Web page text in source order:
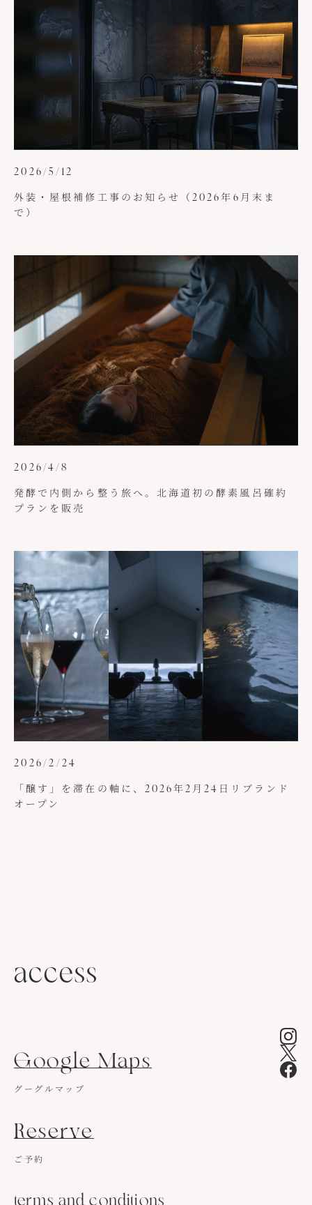
2026/5/12
外装・屋根補修工事のお知らせ（2026年6月末ま
で）
2026/4/8
発酵で内側から整う旅へ。北海道初の酵素風呂確約
プランを販売
2026/2/24
「醸す」を滞在の軸に、2026年2月24日リブランド
オープン
access
Google Maps
グーグルマップ
Reserve
ご予約